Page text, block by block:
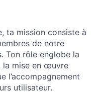
ta mission consiste à
de notre
Ton rôle englobe la
la mise en œuvre
l’accompagnement
utilisateur.